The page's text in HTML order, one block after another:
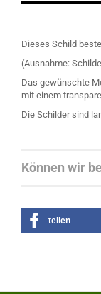
Dieses Schild
(Ausnahme:
Das gewünschte
mit einem
Die Schilder sind
Können wir
teilen